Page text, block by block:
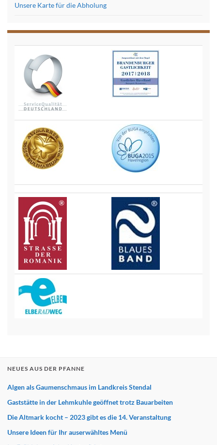
Unsere Karte für die Abholung
NEUES AUS DER PFANNE
Algen als Gaumenschmaus im Landkreis Stendal
Gaststätte in der Lehmkuhle geöffnet trotz Bauarbeiten
Die Altmark kocht – 2023 gibt es die 14. Veranstaltung
Unsere Ideen für Ihr auserwähltes Menü